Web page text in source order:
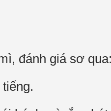
đánh giá sơ